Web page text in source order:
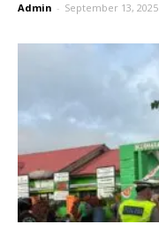
Admin - September 13, 2025